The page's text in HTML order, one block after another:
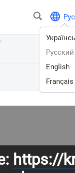
Рус
Русский
English
Français
https://